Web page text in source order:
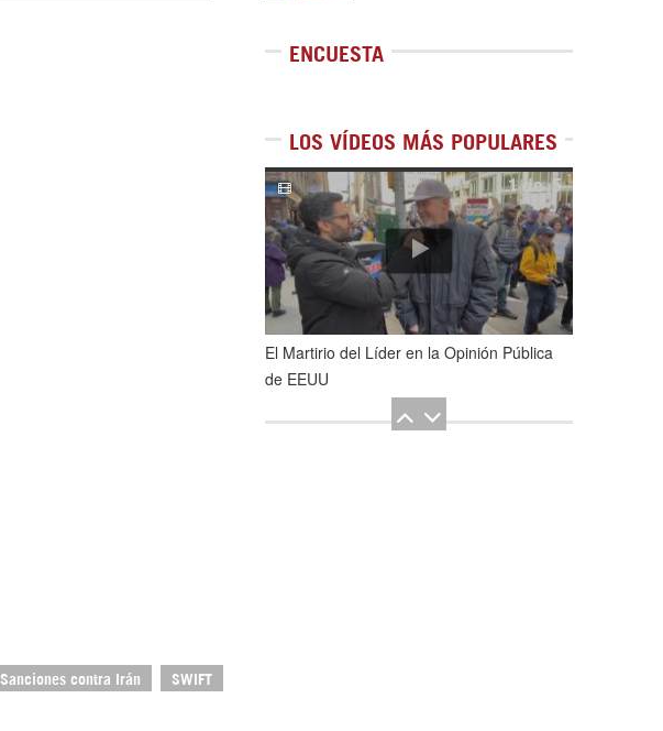
Sanciones contra Irán SWIFT
ENCUESTA
LOS VÍDEOS MÁS POPULARES
1de5
El Martirio del Líder en la Opinión Pública
de EEUU